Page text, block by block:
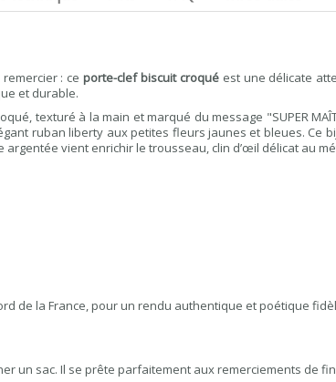
remercier : ceporte-clef biscuit croquéest une délicate
et durable.
texturé à la main et marqué du message "SUPER
ruban liberty aux petites fleurs jaunes et bleues. Ce
vient enrichir le trousseau, clin d’œil délicat au
de la France, pour un rendu authentique et poétique
un sac. Il se prête parfaitement aux remerciements de